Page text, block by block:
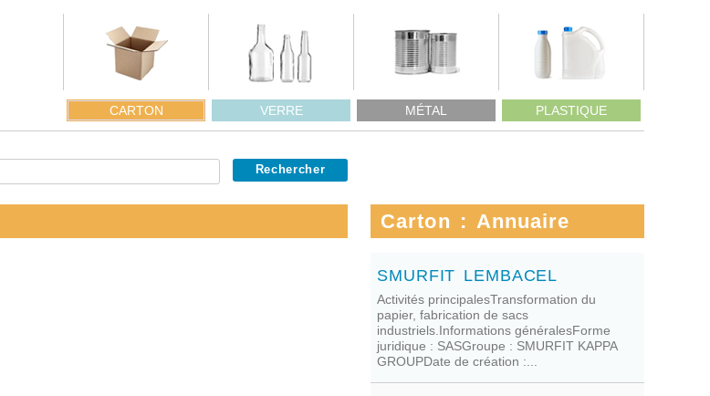
CARTON VERRE MÉTAL PLASTIQUE
Carton : Annuaire
SMURFIT LEMBACEL
Activités principalesTransformation du
papier, fabrication de sacs
industriels.Informations généralesForme
juridique : SASGroupe : SMURFIT KAPPA
GROUPDate de création :...